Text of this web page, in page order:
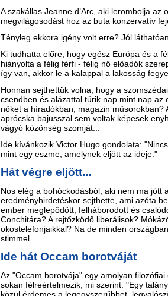
A szakállas Jeanne d’Arc, aki lerombolja az
megvilágosodást hoz az buta konzervatív
Tényleg ekkora igény volt erre? Jól
Ki tudhatta előre, hogy egész Európa és a
hiányolta a félig férfi - félig nő előadók
így van, akkor le a kalappal a lakosság
Honnan sejthettük volna, hogy a
csendben és alázattal tűrik nap mint nap az
nőket a híradókban, magazin műsorokban?
aprócska bajusszal sem voltak képesek
vágyó közönség szomját...
Ide kívánkozik Victor Hugo gondolata:
mint egy eszme, amelynek eljött az ideje."
Hát végre eljött...
Nos elég a bohóckodásból, aki nem ma jött
eredményhirdetéskor sejthette, ami azóta
ember meglepődött, felháborodott és
Conchitára? A rejtőzködő liberálisok?
okostelefonjaikkal? Na de minden
stimmel.
Ide hát Occam borotváját
Az "Occam borotvája" egy amolyan
sokan félreértelmezik, mi szerint: "Egy